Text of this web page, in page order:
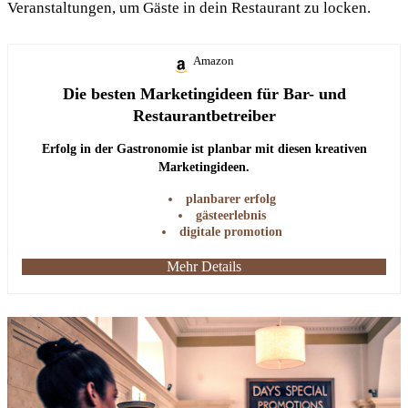
Veranstaltungen, um Gäste in dein Restaurant zu locken.
Amazon
Die besten Marketingideen für Bar- und
Restaurantbetreiber
Erfolg in der Gastronomie ist planbar mit diesen kreativen
Marketingideen.
planbarer erfolg
gästeerlebnis
digitale promotion
Mehr Details